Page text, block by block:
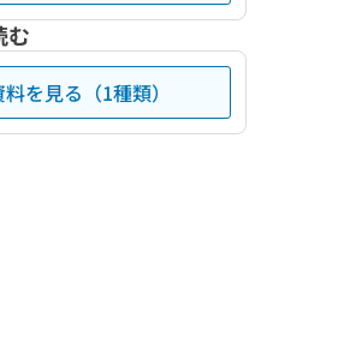
む
を見る（1種類）